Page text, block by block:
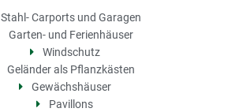
Stahl- Carports und Garagen
Garten- und Ferienhäuser
Windschutz
Geländer als Pflanzkästen
Gewächshäuser
Pavillons